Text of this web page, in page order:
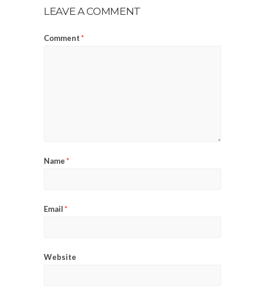
LEAVE A COMMENT
Comment*
Name*
Email*
Website